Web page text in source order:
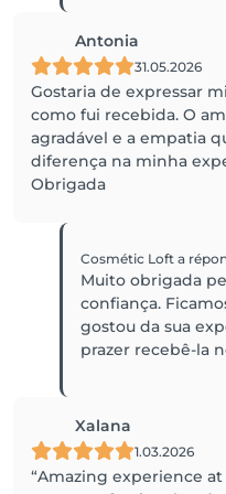
Antonia
31.05.2026
Gostaria de expressar
como fui recebida. O
agradável e a empatia
diferença na minha
Obrigada
Cosmétic Lofta
Muito obrigada
confiança.
gostou da sua
prazer recebê-la
Xalana
1.03.2026
“Amazing experience